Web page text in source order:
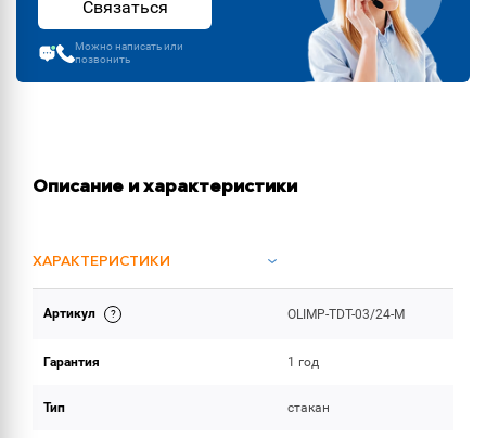
Связаться
Можно написать или
позвонить
Описание и характеристики
ХАРАКТЕРИСТИКИ
ОБЪЕМ ПОСТАВКИ
Артикул OLIMP-TDT-03/24-M
Гарантия 1 год
Тип стакан